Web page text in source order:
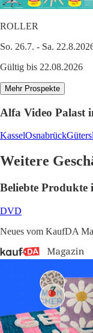
ROLLER
So. 26.7. - Sa.
Gültig bis 22.08.2026
Mehr Prospekte
Alfa Video Palast
KasselOsnabrück
Weitere
Beliebte Produkte
DVD
Neues vom KaufDA